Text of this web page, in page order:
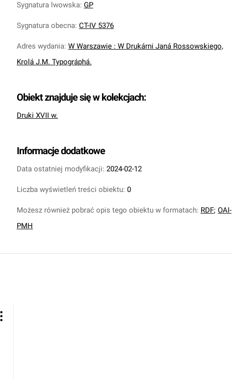
Sygnatura lwowska: GP
Sygnatura obecna: CT-IV 5376
Adres wydania: W Warszawie : W Drukárni Janá Rossowskiego,
Krolá J.M. Typográphá.
Obiekt znajduje się w kolekcjach:
Druki XVII w.
Informacje dodatkowe
Data ostatniej modyfikacji: 2024-02-12
Liczba wyświetleń treści obiektu: 0
Możesz również pobrać opis tego obiektu w formatach: RDF; OAI-
PMH